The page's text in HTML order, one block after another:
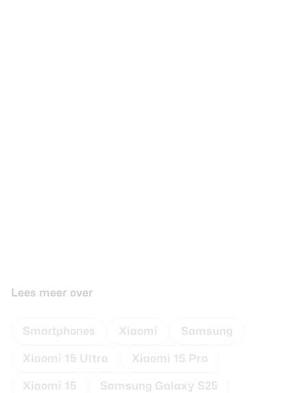
Lees meer over
Smartphones Xiaomi Samsung
Xiaomi 15 Ultra Xiaomi 15 Pro
Xiaomi 15 Samsung Galaxy S25